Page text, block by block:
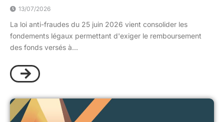
13/07/2026
La loi anti-fraudes du 25 juin 2026 vient consolider les
fondements légaux permettant d'exiger le remboursement
des fonds versés à...